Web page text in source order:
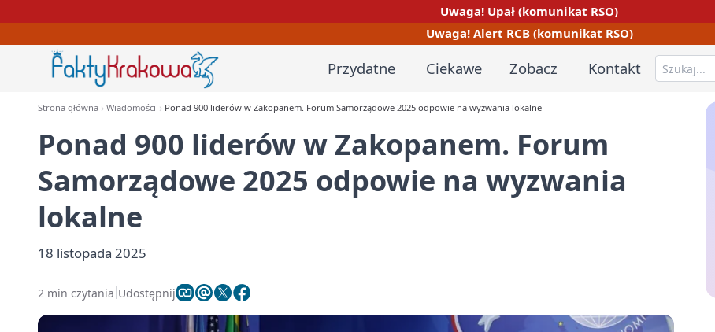
Uwaga! Upał (komunikat RSO)
Uwaga! Alert RCB (komunikat RSO)
Przydatne Ciekawe Zobacz Kontakt
Strona główna Wiadomości Ponad 900 liderów w Zakopanem. Forum Samorządowe 2025 odpowie na wyzwania lokalne
Ponad 900 liderów w Zakopanem. Forum
Samorządowe 2025 odpowie na wyzwania
lokalne
18 listopada 2025
2 min czytania Udostępnij